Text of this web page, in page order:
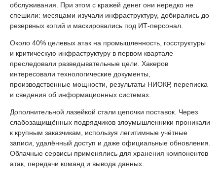
обслуживания. При этом с кражей денег они нередко не
спешили: месяцами изучали инфраструктуру, добирались до
резервных копий и маскировались под ИТ-персонал.
Около 40% целевых атак на промышленность, госструктуры
и критическую инфраструктуру в первом квартале
преследовали разведывательные цели. Хакеров
интересовали технологические документы,
производственные мощности, результаты НИОКР, переписка
и сведения об информационных системах.
Дополнительной лазейкой стали цепочки поставок. Через
слабозащищённых подрядчиков злоумышленники проникали
к крупным заказчикам, используя легитимные учётные
записи, удалённый доступ и даже официальные обновления.
Облачные сервисы применялись для хранения компонентов
атак, передачи команд и вывода данных.